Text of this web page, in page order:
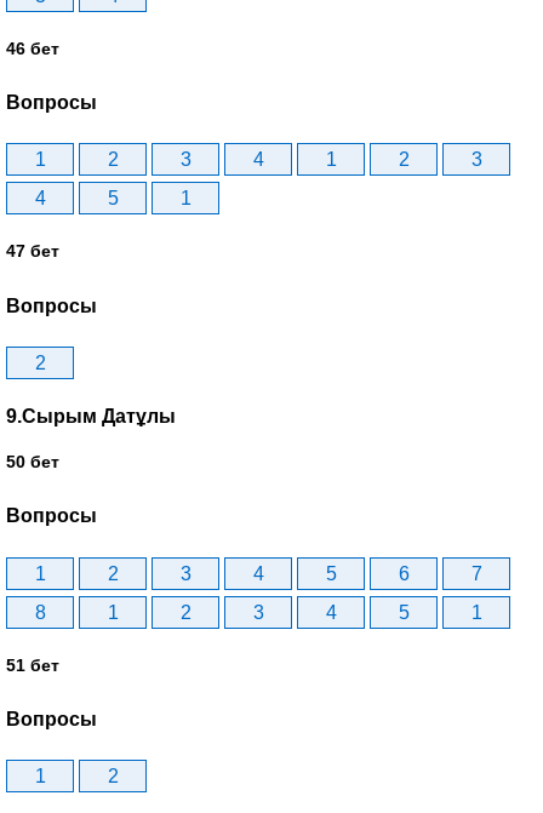
46 бет
Вопросы
1 2 3 4 1 2
3
4
5 1
47 бет
Вопросы
2
9.Сырым Датұлы
50 бет
Вопросы
1 2 3 4 5 6
7
8
1 2 3 4 5 1
51 бет
Вопросы
1 2